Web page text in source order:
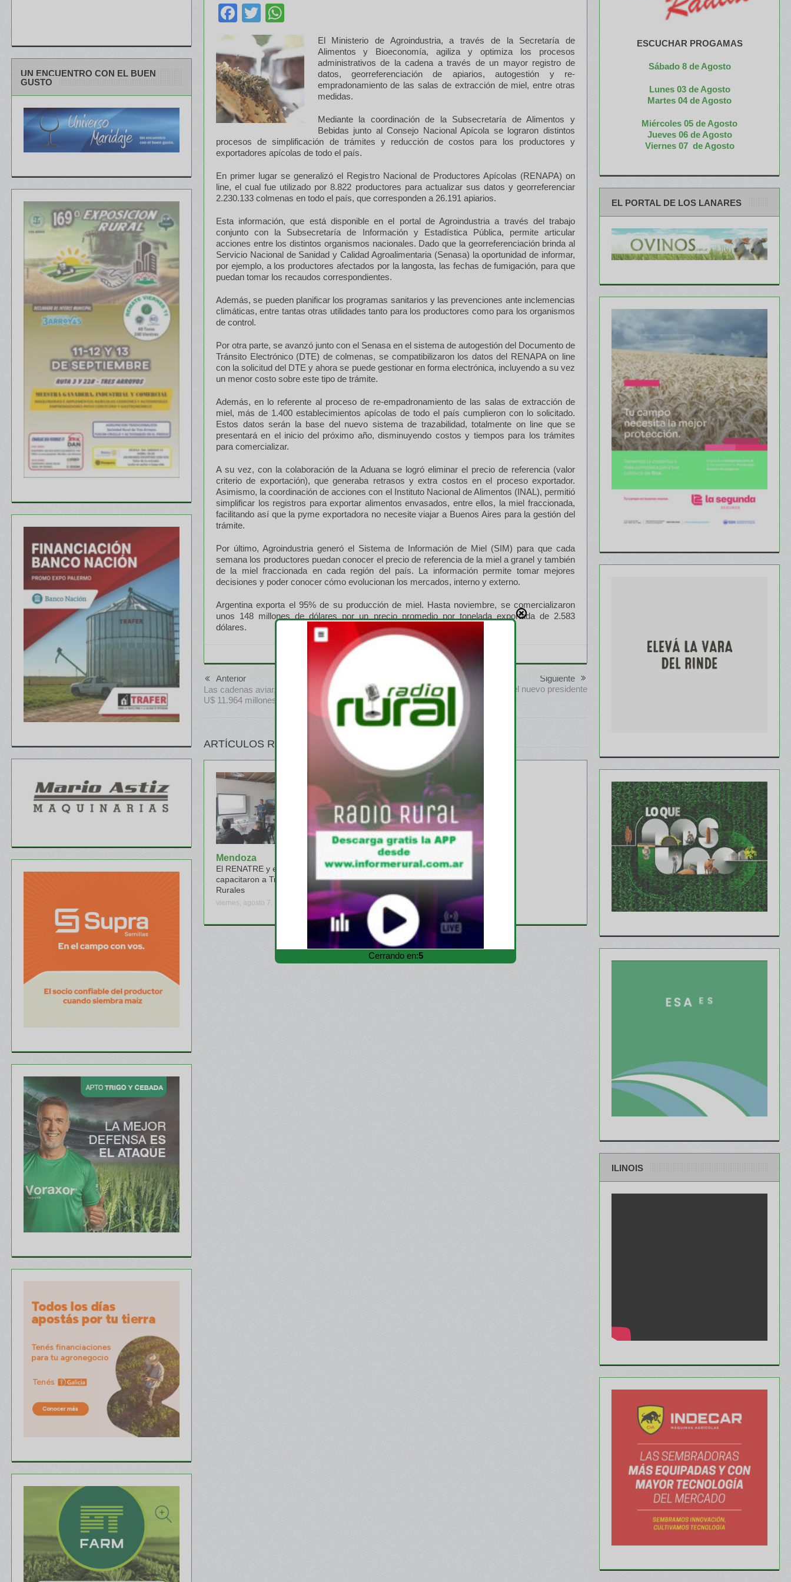
Facebook
Twitter
El Ministerio de Agroindustria, a través de la Secretaría de
Alimentos y Bioeconomía, agiliza y optimiza los procesos
administrativos de la cadena a través de un mayor registro de
datos, georreferenciación de apiarios, autogestión y re-
empradonamiento de las salas de extracción de miel, entre otras
medidas.
Mediante la coordinación de la Subsecretaría de Alimentos y
Bebidas junto al Consejo Nacional Apícola se lograron distintos
procesos de simplificación de trámites y reducción de costos para los productores y
exportadores apícolas de todo el país.
En primer lugar se generalizó el Registro Nacional de Productores Apícolas (RENAPA) on
line, el cual fue utilizado por 8.822 productores para actualizar sus datos y georreferenciar
2.230.133 colmenas en todo el país, que corresponden a 26.191 apiarios.
Esta información, que está disponible en el portal de Agroindustria a través del trabajo
conjunto con la Subsecretaría de Información y Estadística Pública, permite articular
acciones entre los distintos organismos nacionales. Dado que la georreferenciación brinda al
Servicio Nacional de Sanidad y Calidad Agroalimentaria (Senasa) la oportunidad de informar,
por ejemplo, a los productores afectados por la langosta, las fechas de fumigación, para que
puedan tomar los recaudos correspondientes.
Además, se pueden planificar los programas sanitarios y las prevenciones ante inclemencias
climáticas, entre tantas otras utilidades tanto para los productores como para los organismos
de control.
Por otra parte, se avanzó junto con el Senasa en el sistema de autogestión del Documento de
Tránsito Electrónico (DTE) de colmenas, se compatibilizaron los datos del RENAPA on line
con la solicitud del DTE y ahora se puede gestionar en forma electrónica, incluyendo a su vez
un menor costo sobre este tipo de trámite.
Además, en lo referente al proceso de re-empadronamiento de las salas de extracción de
miel, más de 1.400 establecimientos apícolas de todo el país cumplieron con lo solicitado.
Estos datos serán la base del nuevo sistema de trazabilidad, totalmente on line que se
presentará en el inicio del próximo año, disminuyendo costos y tiempos para los trámites
para comercializar.
A su vez, con la colaboración de la Aduana se logró eliminar el precio de referencia (valor
criterio de exportación), que generaba retrasos y extra costos en el proceso exportador.
Asimismo, la coordinación de acciones con el Instituto Nacional de Alimentos (INAL), permitió
simplificar los registros para exportar alimentos envasados, entre ellos, la miel fraccionada,
facilitando así que la pyme exportadora no necesite viajar a Buenos Aires para la gestión del
trámite.
Por último, Agroindustria generó el Sistema de Información de Miel (SIM) para que cada
semana los productores puedan conocer el precio de referencia de la miel a granel y también
de la miel fraccionada en cada región del país. La información permite tomar mejores
decisiones y poder conocer cómo evolucionan los mercados, interno y externo.
Argentina exporta el 95% de su producción de miel. Hasta noviembre, se comercializaron
unos 148 millones de dólares por un precio promedio por tonelada exportada de 2.583
dólares.
Anterior
Las cadenas aviar, bovina y porcina inyectan
U$ 11.964 millones anuales
Siguiente
Abel Guerrieri es el nuevo presidente
ARTÍCULOS RELATIVOS
Mendoza
El RENATRE y el INTA
capacitaron a Trabajadores
Rurales
viernes, agosto 7, 2026
GREMIALES
Se renovaron las autoridades
en CARBAP, Pablo Ginestet
es el nuevo presidente
viernes, julio 31, 2026
UN ENCUENTRO CON EL BUEN
GUSTO
ESCUCHAR PROGAMAS
Sábado 8 de Agosto
Lunes 03 de Agosto
Martes 04 de Agosto
Miércoles 05 de Agosto
Jueves 06 de Agosto
Viernes 07 de Agosto
EL PORTAL DE LOS LANARES
ILINOIS
Cerrando en:3